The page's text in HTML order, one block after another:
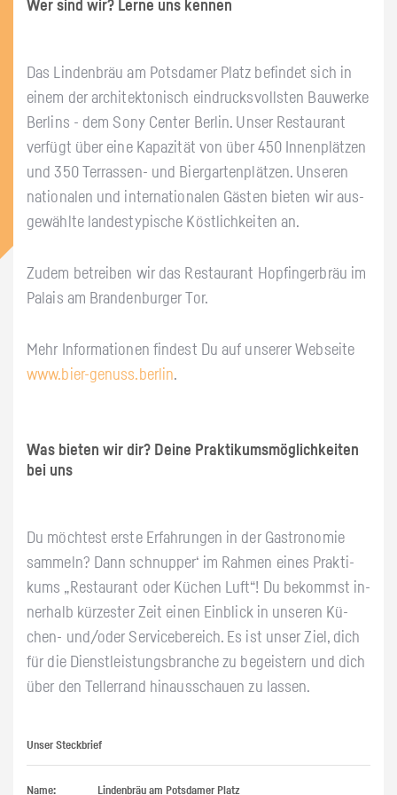
Wer sind wir? Lerne uns ken­nen
Das Lin­den­bräu am Pots­da­mer Platz be­fin­det sich in
einem der ar­chi­tek­to­nisch ein­drucks­volls­ten Bau­wer­ke
Ber­lins - dem Sony Cen­ter Ber­lin. Unser Re­stau­rant
ver­fügt über eine Ka­pa­zi­tät von über 450 In­nen­plät­zen
und 350 Ter­ras­sen- und Bier­gar­ten­plät­zen. Un­se­ren
na­tio­na­len und in­ter­na­tio­na­len Gäs­ten bie­ten wir aus­
ge­wähl­te lan­des­ty­pi­sche Köst­lich­kei­ten an.
Zudem be­trei­ben wir das Re­stau­rant Hop­fin­ger­bräu im
Pa­lais am Bran­den­bur­ger Tor.
Mehr In­for­ma­tio­nen fin­dest Du auf un­se­rer Web­sei­te
www.​bier-​genuss.​berlin.
Was bie­ten wir dir? Deine Prak­ti­kums­mög­lich­kei­ten
bei uns
Du möch­test erste Er­fah­run­gen in der Gas­tro­no­mie
sam­meln? Dann schnup­per‘ im Rah­men eines Prak­ti­
kums „Re­stau­rant oder Kü­chen Luft“! Du be­kommst in­
ner­halb kür­zes­ter Zeit einen Ein­blick in un­se­ren Kü­
chen- und/oder Ser­vice­be­reich. Es ist unser Ziel, dich
für die Dienst­leis­tungs­bran­che zu be­geis­tern und dich
über den Tel­ler­rand hin­aus­schau­en zu las­sen.
Unser Steckbrief
Name: Lindenbräu am Potsdamer Platz